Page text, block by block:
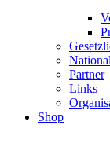
Partner
Links
Shop